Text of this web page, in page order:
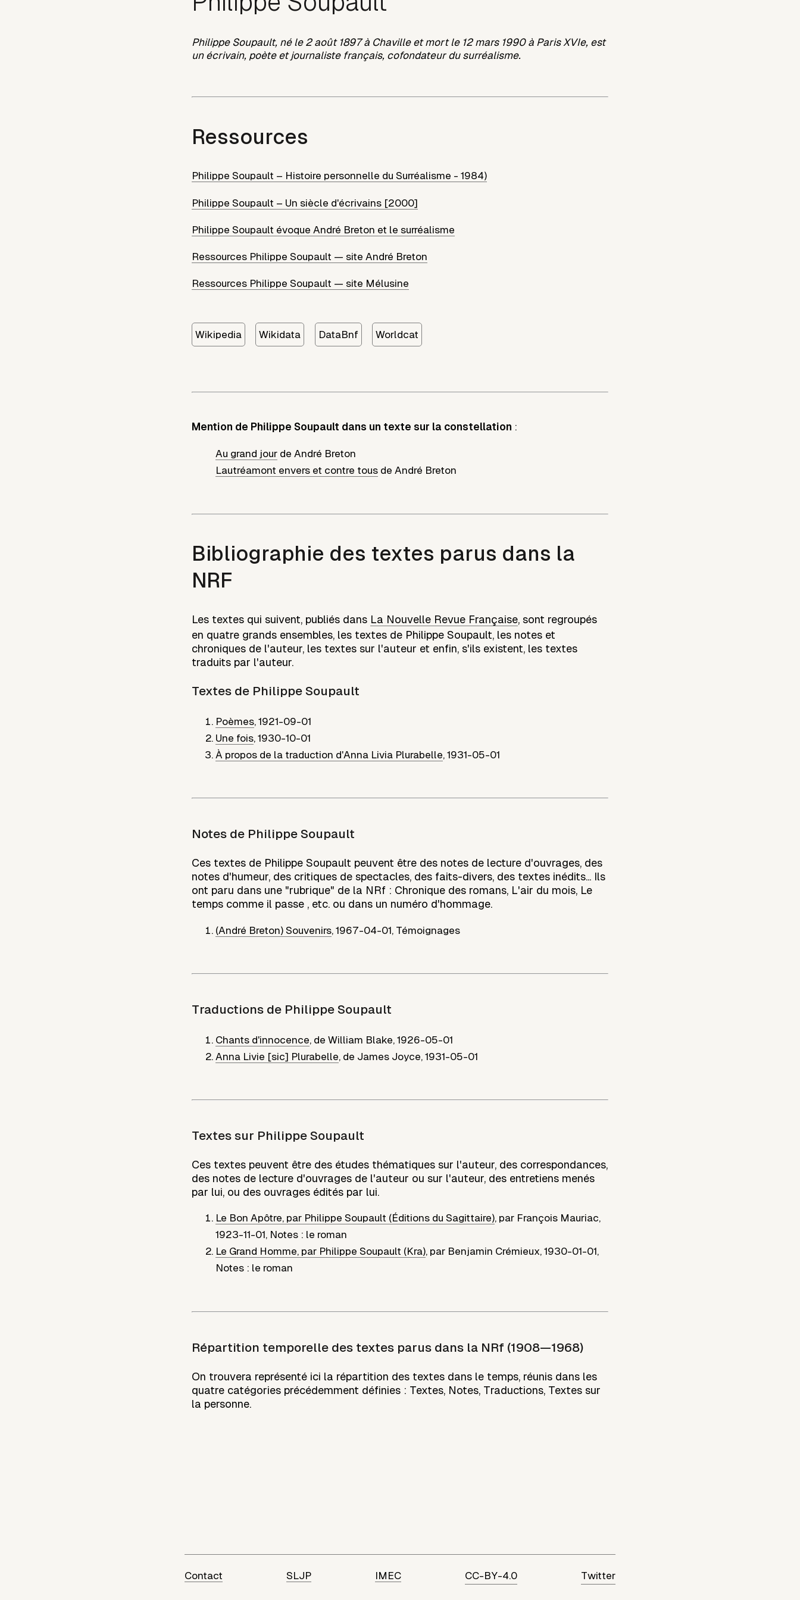
Philippe Soupault, né le 2 août 1897 à Chaville et mort le 12 mars 1990 à Paris XVIe, est
un écrivain, poète et journaliste français, cofondateur du surréalisme.
Ressources
Philippe Soupault – Histoire personnelle du Surréalisme - 1984)
Philippe Soupault – Un siècle d'écrivains [2000]
Philippe Soupault évoque André Breton et le surréalisme
Ressources Philippe Soupault — site André Breton
Ressources Philippe Soupault — site Mélusine
Wikipedia Wikidata DataBnf Worldcat
Mention de Philippe Soupault dans un texte sur la constellation :
Au grand jour de André Breton
Lautréamont envers et contre tous de André Breton
Bibliographie des textes parus dans la
NRF
Les textes qui suivent, publiés dans La Nouvelle Revue Française, sont regroupés
en quatre grands ensembles, les textes de Philippe Soupault, les notes et
chroniques de l'auteur, les textes sur l'auteur et enfin, s'ils existent, les textes
traduits par l'auteur.
Textes de Philippe Soupault
Poèmes, 1921-09-01
Une fois, 1930-10-01
À propos de la traduction d'Anna Livia Plurabelle, 1931-05-01
Notes de Philippe Soupault
Ces textes de Philippe Soupault peuvent être des notes de lecture d'ouvrages, des
notes d'humeur, des critiques de spectacles, des faits-divers, des textes inédits... Ils
ont paru dans une "rubrique" de la NRf : Chronique des romans, L'air du mois, Le
temps comme il passe , etc. ou dans un numéro d'hommage.
(André Breton) Souvenirs, 1967-04-01, Témoignages
Traductions de Philippe Soupault
Chants d'innocence, de William Blake, 1926-05-01
Anna Livie [sic] Plurabelle, de James Joyce, 1931-05-01
Textes sur Philippe Soupault
Ces textes peuvent être des études thématiques sur l'auteur, des correspondances,
des notes de lecture d'ouvrages de l'auteur ou sur l'auteur, des entretiens menés
par lui, ou des ouvrages édités par lui.
Le Bon Apôtre, par Philippe Soupault (Éditions du Sagittaire), par François Mauriac,
1923-11-01, Notes : le roman
Le Grand Homme, par Philippe Soupault (Kra), par Benjamin Crémieux, 1930-01-01,
Notes : le roman
Répartition temporelle des textes parus dans la NRf (1908—1968)
On trouvera représenté ici la répartition des textes dans le temps, réunis dans les
quatre catégories précédemment définies : Textes, Notes, Traductions, Textes sur
la personne.
Contact SLJP IMEC CC-BY-4.0 Twitter